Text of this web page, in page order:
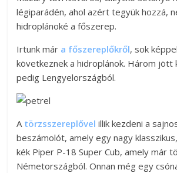
légiparádén, ahol azért tegyük hozzá,
hidroplánoké a főszerep.
Irtunk már a főszereplőkről, sok
következnek a hidroplánok. Három jött
pedig Lengyelországból.
A törzsszereplővel illik kezdeni a
beszámolót, amely egy nagy
kék Piper P-18 Super Cub, amely már
Németországból. Onnan még egy